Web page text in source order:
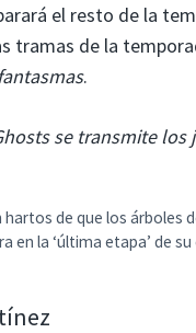
el resto de la
tramas de la
.
se transmite los
de que los árboles
en la ‘última etapa’ de